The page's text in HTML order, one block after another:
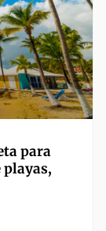
para
playas,